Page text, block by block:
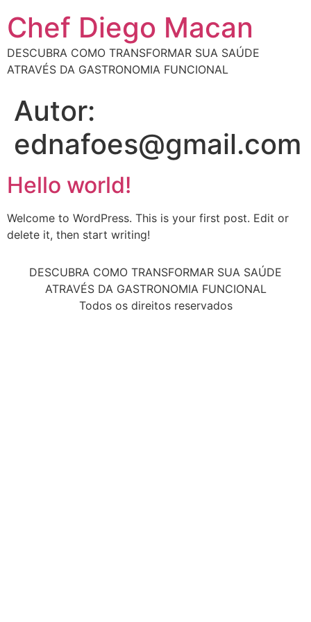
Chef Diego Macan
DESCUBRA COMO TRANSFORMAR SUA SAÚDE
ATRAVÉS DA GASTRONOMIA FUNCIONAL
Autor:
ednafoes@gmail.com
Hello world!
Welcome to WordPress. This is your first post. Edit or
delete it, then start writing!
DESCUBRA COMO TRANSFORMAR SUA SAÚDE
ATRAVÉS DA GASTRONOMIA FUNCIONAL
Todos os direitos reservados